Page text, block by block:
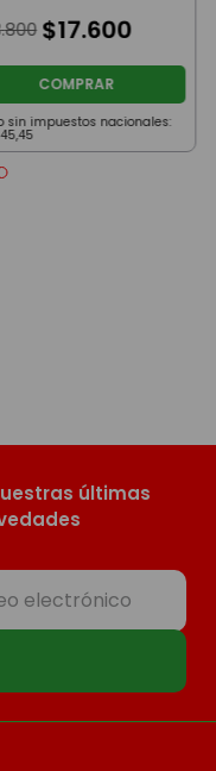
.800 $17.600
COMPRAR
sin impuestos nacionales:
,45
últimas